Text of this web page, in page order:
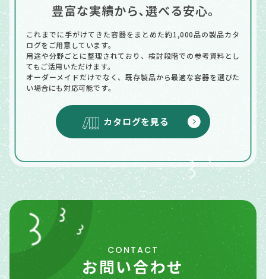
豊富な実績から､選べる安心｡
これまでに手がけてきた容器をまとめた約1,000品の製品カタ
ログをご用意しています。
用途や分野ごとに整理されており、検討段階での参考資料とし
てもご活用いただけます。
オーダーメイドだけでなく、既存製品から最適な容器を選びた
い場合にも対応可能です。
カタログを見る
CONTACT
お問い合わせ